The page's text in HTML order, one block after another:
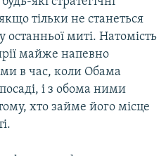
тільки не станеться
миті. Натомість
майже напевно
в час, коли Обама
і з обома ними
хто займе його місце